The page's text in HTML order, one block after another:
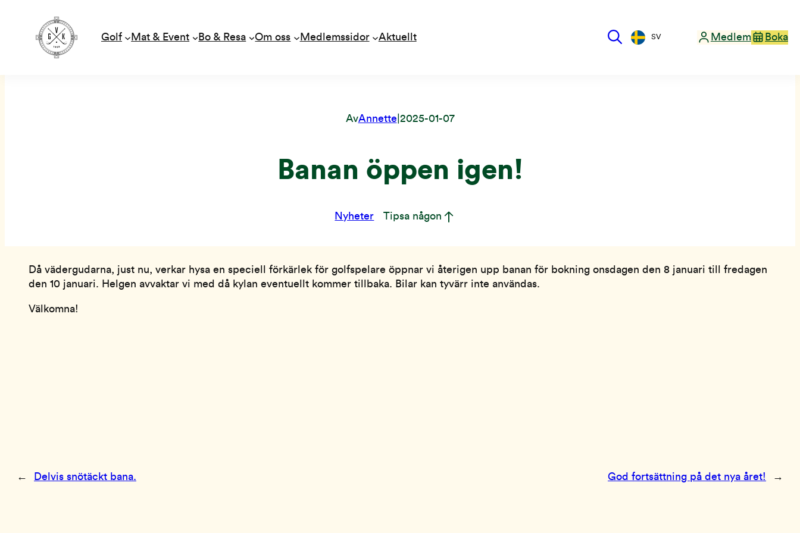
till
Golf Mat & Event Bo & Resa Om oss Medlemssidor Aktuellt SV Medlem Boka
AvAnnette 2025-01-07
Banan öppen igen!
Nyheter Tipsa någon
Då vädergudarna, just nu, verkar hysa en speciell förkärlek för golfspelare öppnar vi återigen upp banan för bokning onsdagen den 8 januari till fredagen
den 10 januari. Helgen avvaktar vi med då kylan eventuellt kommer tillbaka. Bilar kan tyvärr inte användas.
Välkomna!
← Delvis snötäckt bana. God fortsättning på det nya året! →